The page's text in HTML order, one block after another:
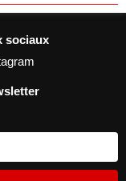
sociaux